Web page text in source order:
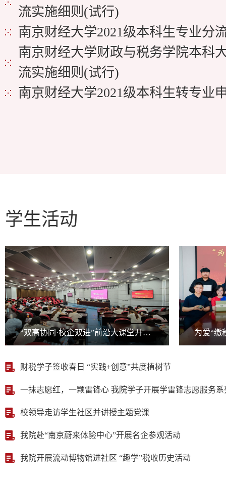
流实施细则(试行)
南京财经大学2021级本科生专业分
南京财经大学财政与税务学院本科
流实施细则(试行)
南京财经大学2021级本科生转专业
学生活动
“双高协同·校企双进”前沿大课堂开讲业内专家与南财学子共话涉税行业变...
财税学子签收春日 “实践+创意”共度植树节
一抹志愿红，一颗雷锋心 我院学子开展学雷锋志愿服务系
校领导走访学生社区并讲授主题党课
我院赴“南京蔚来体验中心”开展名企参观活动
我院开展流动博物馆进社区 “趣学”税收历史活动